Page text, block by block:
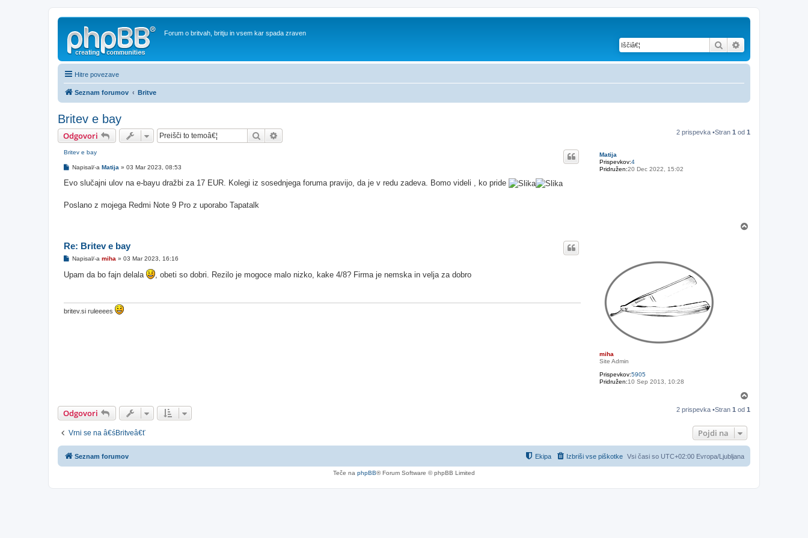
Forum o britvah, britju in vsem kar spada zraven
Iskanje
Hitre povezave
Seznam forumov Britve
Britev e bay
Odgovori Iskanje 2 prispevka •Stran 1 od 1
Matija
Prispevkov:4
Pridružen:20 Dec 2022, 15:02
Britev e bay
O
g
o
r
Napisal/-a Matija » 03 Mar 2023, 08:53
Evo slučajni ulov na e-bayu dražbi za 17 EUR. Kolegi iz sosednjega foruma pravijo, da je v redu zadeva. Bomo videli , ko pride
Poslano z mojega Redmi Note 9 Pro z uporabo Tapatalk
miha
Site Admin
Prispevkov:5905
Pridružen:10 Sep 2013, 10:28
Re: Britev e bay
O
g
o
Napisal/-a miha » 03 Mar 2023, 16:16
Upam da bo fajn delala , obeti so dobri. Rezilo je mogoce malo nizko, kake 4/8? Firma je nemska in velja za dobro
britev.si ruleeees
v
Odgovori 2 prispevka •Stran 1 od 1
Vrni se na â€śBritveâ€ť Pojdi na
Seznam forumov Vsi časi so UTC+02:00 Evropa/Ljubljana
Izbriši vse piškotke
Ekipa
Teče na phpBB® Forum Software © phpBB Limited